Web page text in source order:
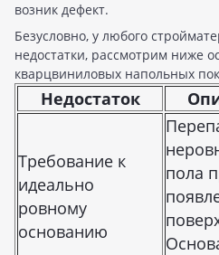
возник дефект.
Безусловно, у любого
недостатки, рассмотрим ниже
кварцвиниловых напольных
Недостаток
Требование к
идеально
ровному
основанию
пола